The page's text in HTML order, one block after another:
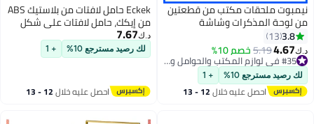
ملحقات مكتب من قطعتين
لوحة المذكرات وشاشة
متعددة الوظائف، لوحة
شفافة ابداعية للشاشة مع
ملاحظات لاصق، حامل هاتف
للمكتب والمنزل ومكتب
3.8
13
4.67
5.19خصم 10%
#35 في لوازم المكتب والحوامل والموزعات
#35 في لوازم المكتب والحوامل والموزعات رصيد مسترجع 10% + 1
احصل عليه خلال 12 - 13
Eckek حامل لافتات من بلاستيك ABS
من إيكك، حامل لافتات على شكل
حرف T مع حامل بطاقة عمل، حامل
عرض بلاستيكي للإعلانات، القوائم،
الصور، بطاقة العمل
7.67
لك رصيد مسترجع 10% + 1
احصل عليه خلال 12 - 13